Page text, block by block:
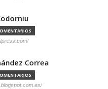
Correa